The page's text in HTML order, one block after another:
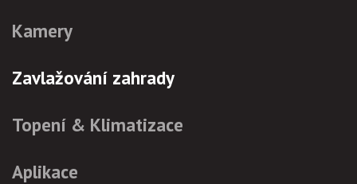
Kamery
Zavlažování zahrady
Topení & Klimatizace
Aplikace